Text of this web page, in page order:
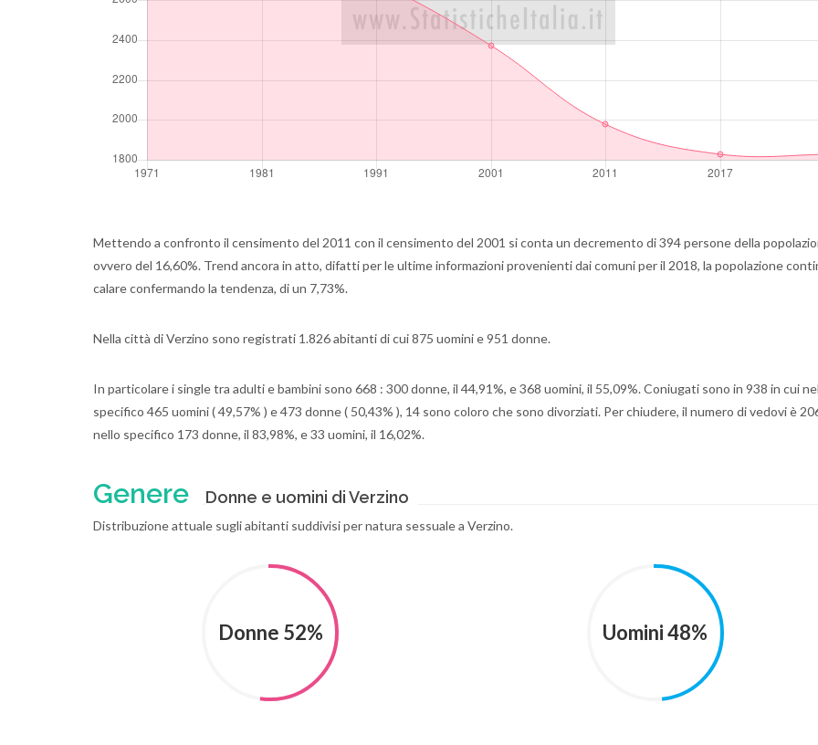
Mettendo a confronto il censimento del 2011 con il censimento del 2001 si conta un decremento di 394 persone della
ovvero del 16,60%. Trend ancora in atto, difatti per le ultime informazioni provenienti dai comuni per il 2018, la popolazione
calare confermando la tendenza, di un 7,73%.
Nella città di Verzino sono registrati 1.826 abitanti di cui 875 uomini e 951 donne.
In particolare i single tra adulti e bambini sono 668 : 300 donne, il 44,91%, e 368 uomini, il 55,09%. Coniugati sono in 938 in cui
specifico 465 uomini ( 49,57% ) e 473 donne ( 50,43% ), 14 sono coloro che sono divorziati. Per chiudere, il numero di vedovi è
nello specifico 173 donne, il 83,98%, e 33 uomini, il 16,02%.
Genere Donne e uomini di Verzino
Distribuzione attuale sugli abitanti suddivisi per natura sessuale a Verzino.
Donne 52% Uomini 48%